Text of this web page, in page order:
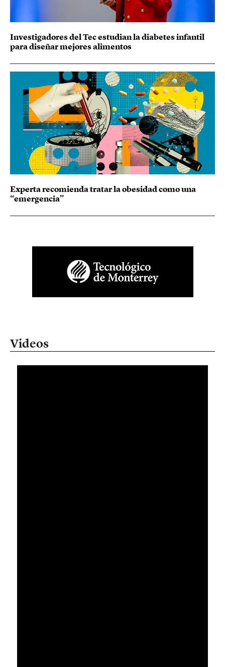
Investigadores del Tec estudian la diabetes infantil
para diseñar mejores alimentos
Experta recomienda tratar la obesidad como una
“emergencia”
Videos